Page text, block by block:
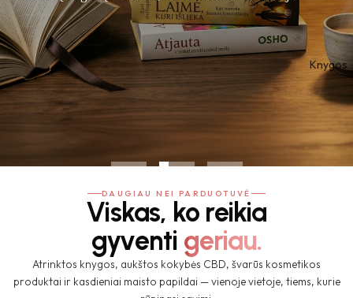
Knygos
Naršyti Knygas
DAUGIAU NEI PARDUOTUVĖ
Viskas, ko reikia
gyventi geriau.
Atrinktos knygos, aukštos kokybės CBD, švarūs kosmetikos
produktai ir kasdieniai maisto papildai — vienoje vietoje, tiems, kurie